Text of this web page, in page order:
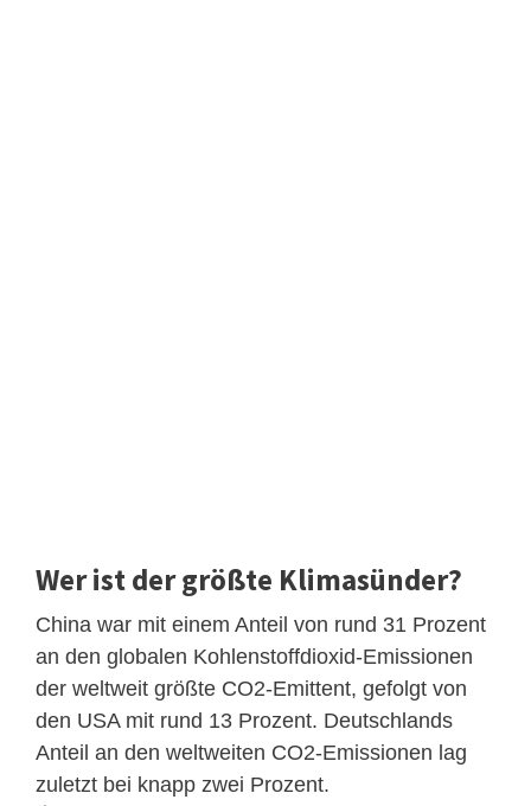
Wer ist der größte Klimasünder?
China war mit einem Anteil von rund 31 Prozent
an den globalen Kohlenstoffdioxid-Emissionen
der weltweit größte CO2-Emittent, gefolgt von
den USA mit rund 13 Prozent. Deutschlands
Anteil an den weltweiten CO2-Emissionen lag
zuletzt bei knapp zwei Prozent.